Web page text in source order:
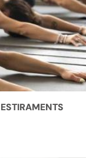
ESTIRAMENTS